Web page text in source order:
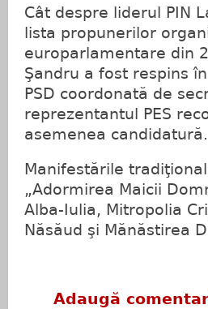
Cât despre liderul PIN
lista propunerilor
europarlamentare din
Şandru a fost respins
PSD coordonată de
reprezentantul PES
asemenea candidatură.
Manifestările
„Adormirea Maicii
Alba-Iulia, Mitropolia
Năsăud şi Mănăstirea
Adaugă